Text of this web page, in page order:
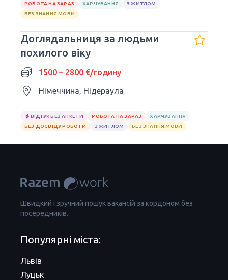
РОБОТА НА ЗАРАЗ
ХАРЧУВАННЯ
З ЖИТЛОМ
БЕЗ ЗНАННЯ МОВИ
Доглядальниця за людьми
похилого віку
1500 – 2800 €/годину
Німеччина, Нідераула
ВІДГУК БЕЗ АНКЕТИ РОБОТА НА ЗАРАЗ
ХАРЧУВАННЯ
БЕЗ ДОСВІДУ РОБОТИ
З ЖИТЛОМ БЕЗ ЗНАННЯ МОВИ
Швидкий і зручний пошук вакансій за кордоном без
посередників.
Популярні міста:
Львів
Луцьк